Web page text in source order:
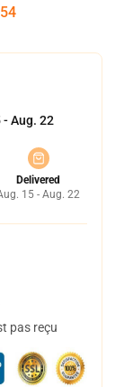
53
- Aug. 22
Delivered
15 - Aug. 22
pas reçu